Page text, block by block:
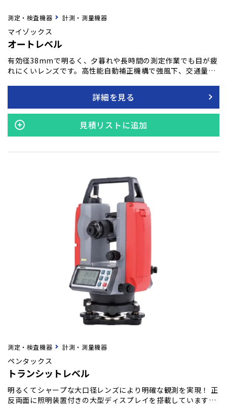
測定・検査機器 計測・測量機器
マイゾックス
オートレベル
有効径38mmで明るく、夕暮れや長時間の測定作業でも目が疲
れにくいレンズです。高性能自動補正機構で強風下、交通量の
詳細を見る
見積リストに追加
測定・検査機器 計測・測量機器
ペンタックス
トランシットレベル
明るくてシャープな大口径レンズにより明確な観測を実現！ 正
反両面に照明装置付きの大型ディスプレイを搭載していますの